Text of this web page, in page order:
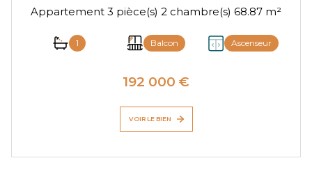
Appartement 3 pièce(s) 2 chambre(s) 68.87 m²
1 Balcon Ascenseur
192 000 €
VOIR LE BIEN